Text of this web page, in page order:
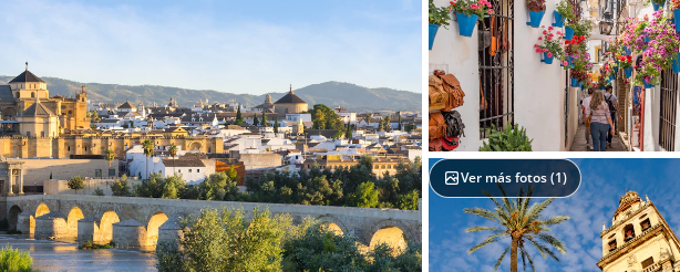
Ver más fotos (1)